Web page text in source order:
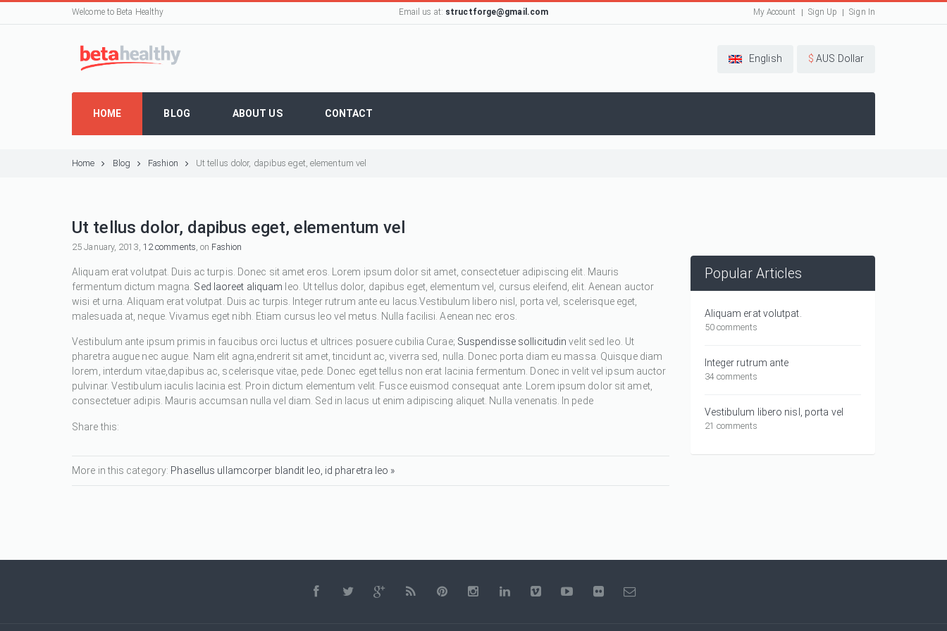
Welcome to Beta Healthy Email us at: structforge@gmail.com My Account Sign Up Sign In
English $ AUS Dollar
HOME BLOG ABOUT US CONTACT
Home Blog Fashion Ut tellus dolor, dapibus eget, elementum vel
Ut tellus dolor, dapibus eget, elementum vel
25 January, 2013, 12 comments, on Fashion
Aliquam erat volutpat. Duis ac turpis. Donec sit amet eros. Lorem ipsum dolor sit amet, consectetuer adipiscing elit. Mauris
fermentum dictum magna. Sed laoreet aliquam leo. Ut tellus dolor, dapibus eget, elementum vel, cursus eleifend, elit. Aenean auctor
wisi et urna. Aliquam erat volutpat. Duis ac turpis. Integer rutrum ante eu lacus.Vestibulum libero nisl, porta vel, scelerisque eget,
malesuada at, neque. Vivamus eget nibh. Etiam cursus leo vel metus. Nulla facilisi. Aenean nec eros.
Vestibulum ante ipsum primis in faucibus orci luctus et ultrices posuere cubilia Curae; Suspendisse sollicitudin velit sed leo. Ut
pharetra augue nec augue. Nam elit agna,endrerit sit amet, tincidunt ac, viverra sed, nulla. Donec porta diam eu massa. Quisque diam
lorem, interdum vitae,dapibus ac, scelerisque vitae, pede. Donec eget tellus non erat lacinia fermentum. Donec in velit vel ipsum auctor
pulvinar. Vestibulum iaculis lacinia est. Proin dictum elementum velit. Fusce euismod consequat ante. Lorem ipsum dolor sit amet,
consectetuer adipis. Mauris accumsan nulla vel diam. Sed in lacus ut enim adipiscing aliquet. Nulla venenatis. In pede
Share this:
More in this category: Phasellus ullamcorper blandit leo, id pharetra leo »
Popular Articles
Aliquam erat volutpat.
50 comments
Integer rutrum ante
34 comments
Vestibulum libero nisl, porta vel
21 comments